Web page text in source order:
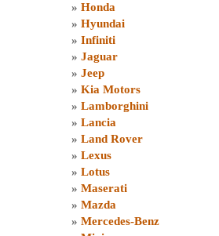
» Honda
» Hyundai
» Infiniti
» Jaguar
» Jeep
» Kia Motors
» Lamborghini
» Lancia
» Land Rover
» Lexus
» Lotus
» Maserati
» Mazda
» Mercedes-Benz